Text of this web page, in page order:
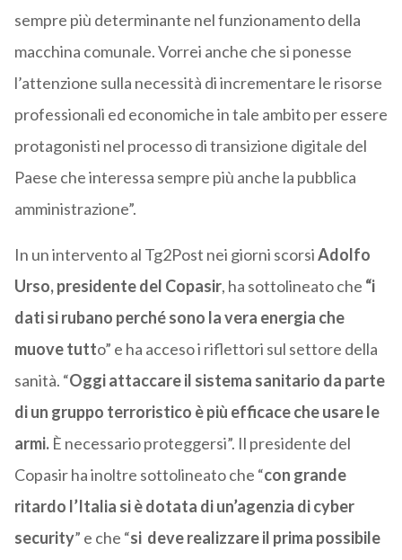
sempre più determinante nel funzionamento della
macchina comunale. Vorrei anche che si ponesse
l’attenzione sulla necessità di incrementare le risorse
professionali ed economiche in tale ambito per essere
protagonisti nel processo di transizione digitale del
Paese che interessa sempre più anche la pubblica
amministrazione”.
In un intervento al Tg2Post nei giorni scorsiAdolfo
Urso, presidente del Copasir, ha sottolineato che “i
dati si rubano perché sono la vera energia che
muove tutto” e ha acceso i riflettori sul settore della
sanità. “Oggi attaccare il sistema sanitario da parte
di un gruppo terroristico è più efficace che usare le
armi.È necessario proteggersi”. Il presidente del
Copasir ha inoltre sottolineato che “con grande
ritardo l’Italia si è dotata di un’agenzia di cyber
security” e che “si deve realizzare il prima possibile